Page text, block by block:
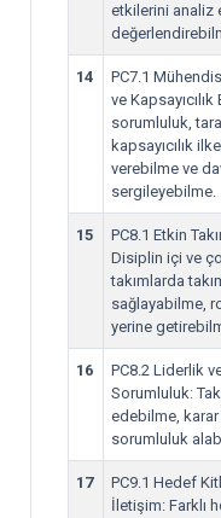
etkilerini analiz
14
PC7.1
ve
sorumluluk,
kapsayıcılık
verebilme ve
sergileyebilme.
15
PC8.1 Etkin
Disiplin içi ve
takımlarda
sağlayabilme,
yerine
16
PC8.2 Liderlik
Sorumluluk:
edebilme,
sorumluluk
17
PC9.1 Hedef
İletişim: Farklı